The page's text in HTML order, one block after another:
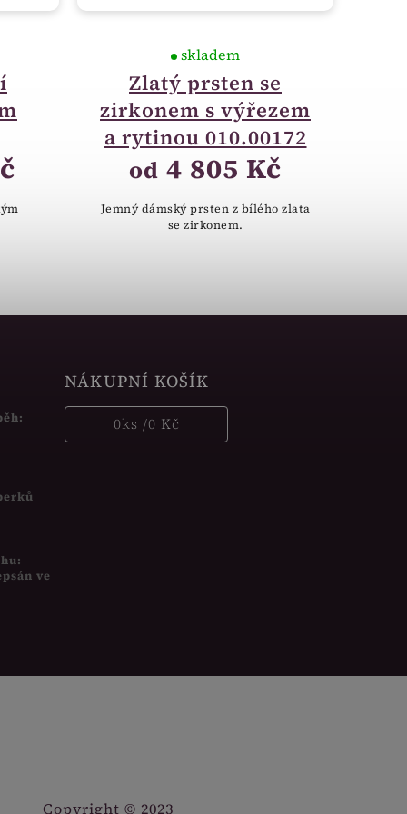
Zlatý prsten se
zirkonem s výřezem
a rytinou 010.00172
skladem
od 4 805 Kč
Jemný dámský prsten z bílého zlata
se zirkonem.
ve
NÁKUPNÍ KOŠÍK
0ks /0 Kč
Copyright © 2023